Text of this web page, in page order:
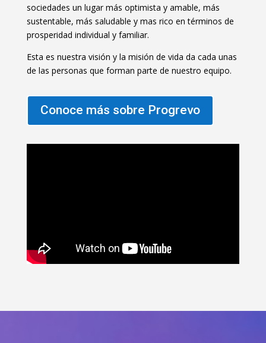
sociedades un lugar más optimista y amable, más
sustentable, más saludable y mas rico en términos de
prosperidad individual y familiar.
Esta es nuestra visión y la misión de vida da cada unas
de las personas que forman parte de nuestro equipo.
Conoce más sobre Progrevo